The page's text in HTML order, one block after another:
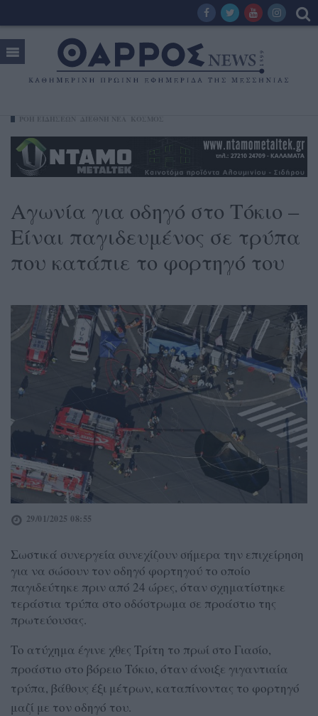
Αγωνία για οδηγό στο Τόκιο –
Είναι παγιδευμένος σε τρύπα
που κατάπιε το φορτηγό του
29/01/2025 08:55
Σωστικά συνεργεία συνεχίζουν σήμερα την επιχείρηση
για να σώσουν τον οδηγό φορτηγού το οποίο
παγιδεύτηκε πριν από 24 ώρες, όταν σχηματίστηκε
τεράστια τρύπα στο οδόστρωμα σε προάστιο της
πρωτεύουσας.
Το ατύχημα έγινε χθες Τρίτη το πρωί στο Γιασίο,
προάστιο στο βόρειο Τόκιο, όταν άνοιξε γιγαντιαία
τρύπα, βάθους έξι μέτρων, καταπίνοντας το φορτηγό
μαζί με τον οδηγό του.